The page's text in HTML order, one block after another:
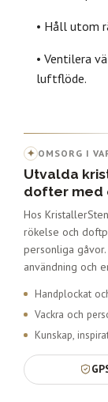
• Håll utom
• Ventilera
luftflöde.
✦ OMSORG I
Utvalda
dofter med
Hos
rökelse och
personliga
användning och
Handplockat
Vackra och
Kunskap,